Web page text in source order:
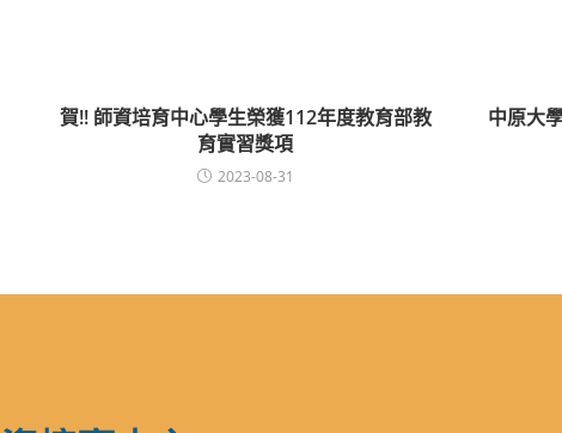
賀!! 師資培育中心學生榮獲112年度教育部教
育實習獎項
2023-08-31
中原大